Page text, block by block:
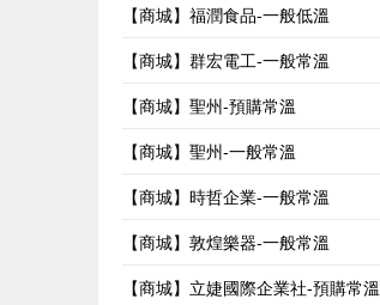
【商城】福潤食品-一般低溫
【商城】群宏電工-一般常溫
【商城】聖州-預購常溫
【商城】聖州-一般常溫
【商城】時哲企業-一般常溫
【商城】敦煌樂器-一般常溫
【商城】立婕國際企業社-預購常溫